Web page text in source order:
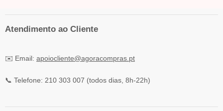
Atendimento ao Cliente
✉️ Email: apoiocliente@agoracompras.pt
📞 Telefone: 210 303 007 (todos dias, 8h-22h)